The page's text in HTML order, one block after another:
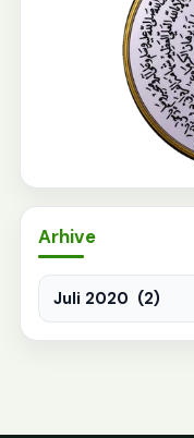
Arhive
Arhive